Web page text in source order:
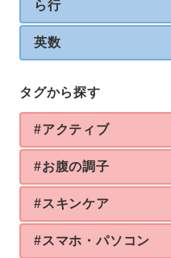
ら行
英数
タグから探す
#アクティブ
#お腹の調子
#スキンケア
#スマホ・パソコン